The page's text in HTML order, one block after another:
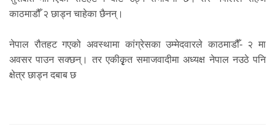
काठमाडौँ २ छाड्न चाहेका छैनन्।
नेपाल रौतहट गएको अवस्थामा कांग्रेसका उम्मेदवारले काठमाडौँ- २ मा
अवसर पाउन सक्छन्। तर एकीकृृत समाजवादीमा अध्यक्ष नेपाल नउठे पनि
क्षेत्र छाड्न दबाब छ